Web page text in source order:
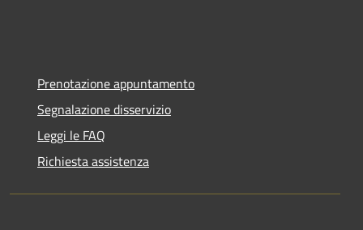
Prenotazione appuntamento
Segnalazione disservizio
Leggi le FAQ
Richiesta assistenza